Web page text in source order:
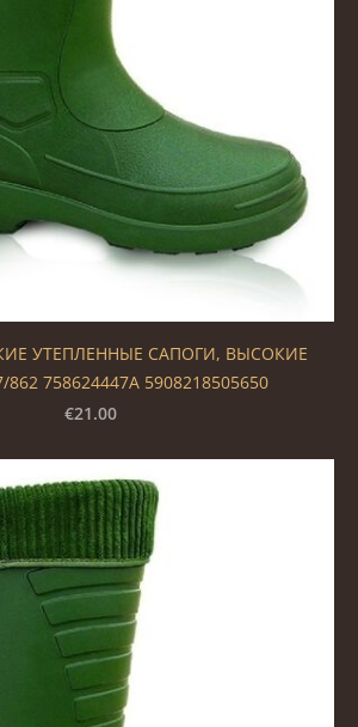
УТЕПЛЕННЫЕ САПОГИ, ВЫСОКИЕ
758624447A 5908218505650
€21.00